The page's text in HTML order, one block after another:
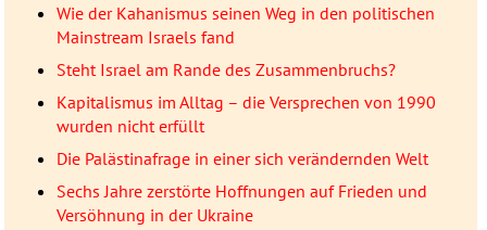
Wie der Kahanismus seinen Weg in den politischen
Mainstream Israels fand
Steht Israel am Rande des Zusammenbruchs?
Kapitalismus im Alltag – die Versprechen von 1990
wurden nicht erfüllt
Die Palästinafrage in einer sich verändernden Welt
Sechs Jahre zerstörte Hoffnungen auf Frieden und
Versöhnung in der Ukraine